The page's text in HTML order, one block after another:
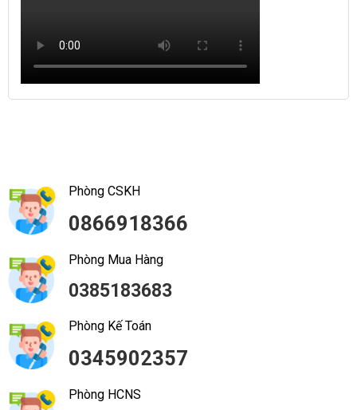
Phòng CSKH
0866918366
Phòng Mua Hàng
0385183683
Phòng Kế Toán
0345902357
Phòng HCNS